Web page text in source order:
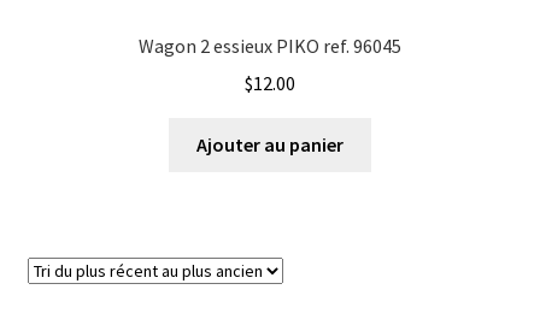
Wagon 2 essieux PIKO ref. 96045
$12.00
Ajouter au panier